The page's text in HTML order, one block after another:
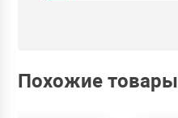
Похожие товары